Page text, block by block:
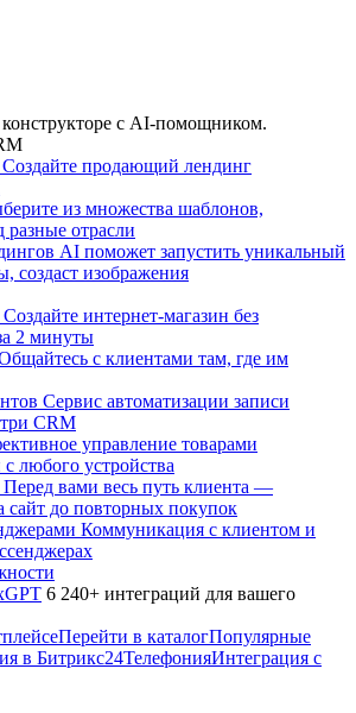
с AI-помощником.
Создайте продающий лендинг
из множества шаблонов,
отрасли
AI поможет запустить уникальный
создаст изображения
Создайте интернет-магазин без
2 минуты
с клиентами там, где им
Сервис автоматизации записи
CRM
управление товарами
любого устройства
Перед вами весь путь клиента —
сайт до повторных покупок
Коммуникация с клиентом и
6 240+ интеграций для вашего
Перейти в каталогПопулярные
в Битрикс24ТелефонияИнтеграция с